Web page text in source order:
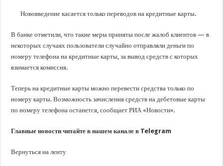
Важные правила обращения в вашу страховую компанию
В городах и районах Кубани отметили День России
Стартовал прием заявок на 20-й юбилейный молодежный форум «Регион 93»
Нововведение касается только переводов на кредитные карты.
В банке отметили, что такие меры приняты после жалоб клиентов — в
некоторых случаях пользователи случайно отправляли деньги по
номеру телефона на кредитные карты, за вывод средств с которых
взимается комиссия.
Теперь на кредитные карты можно перевести средства только по
номеру карты. Возможность зачисления средств на дебетовые карты
по номеру телефона останется, сообщает РИА «Новости».
Главные новости читайте в нашем канале в Telegram
Вернуться на ленту